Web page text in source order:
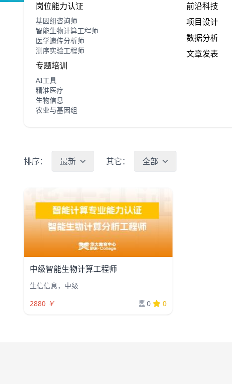
岗位能力认证
基因组咨询师
智能生物计算工程师
医学遗传分析师
测序实验工程师
专题培训
AI工具
精准医疗
生物信息
农业与基因组
前沿科技
项目设计
数据分析
文章发表
排序： 最新 其它： 全部
中级智能生物计算工程师
生信信息，中级
2880 ￥ 0 0